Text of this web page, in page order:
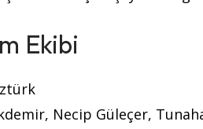
Ekibi
Necip Güleçer,